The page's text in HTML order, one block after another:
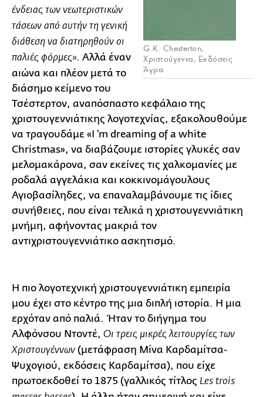
G.K. Chesterton,
Χριστούγεννα, Εκδόσεις
Άγρα
ένδειας των νεωτεριστικών
τάσεων από αυτήν τη γενική
διάθεση να διατηρηθούν οι
παλιές φόρμες». Αλλά έναν
αιώνα και πλέον μετά το
διάσημο κείμενο του
Τσέστερτον, αναπόσπαστο κεφάλαιο της
χριστουγεννιάτικης λογοτεχνίας, εξακολουθούμε
να τραγουδάμε «I 'm dreaming of a white
Christmas», να διαβάζουμε ιστορίες γλυκές σαν
μελομακάρονα, σαν εκείνες τις χαλκομανίες με
ροδαλά αγγελάκια και κοκκινομάγουλους
Αγιοβασίληδες, να επαναλαμβάνουμε τις ίδιες
συνήθειες, που είναι τελικά η χριστουγεννιάτικη
μνήμη, αφήνοντας μακριά τον
αντιχριστουγεννιάτικο ασκητισμό.
Η πιο λογοτεχνική χριστουγεννιάτικη εμπειρία
μου έχει στο κέντρο της μια διπλή ιστορία. Η μια
ερχόταν από παλιά. Ήταν το διήγημα του
Αλφόνσου Ντοντέ, Οι τρεις μικρές λειτουργίες των
Χριστουγέννων (μετάφραση Μίνα Καρδαμίτσα-
Ψυχογιού, εκδόσεις Καρδαμίτσα), που είχε
πρωτοεκδοθεί το 1875 (γαλλικός τίτλος Les trois